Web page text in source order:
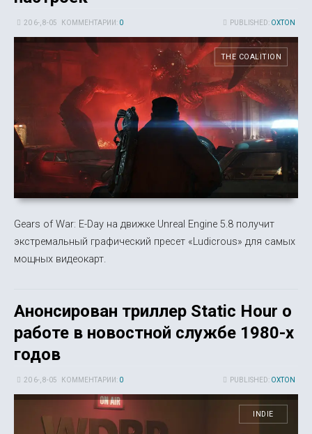
PUBLISHED: OXTON
20 6-, 8-05 КОММЕНТАРИИ: 0
THE COALITION
Gears of War: E-Day на движке Unreal Engine 5.8 получит
экстремальный графический пресет «Ludicrous» для самых
мощных видеокарт.
Анонсирован триллер Static Hour о
работе в новостной службе 1980-х
годов
PUBLISHED: OXTON
20 6-, 8-05 КОММЕНТАРИИ: 0
INDIE